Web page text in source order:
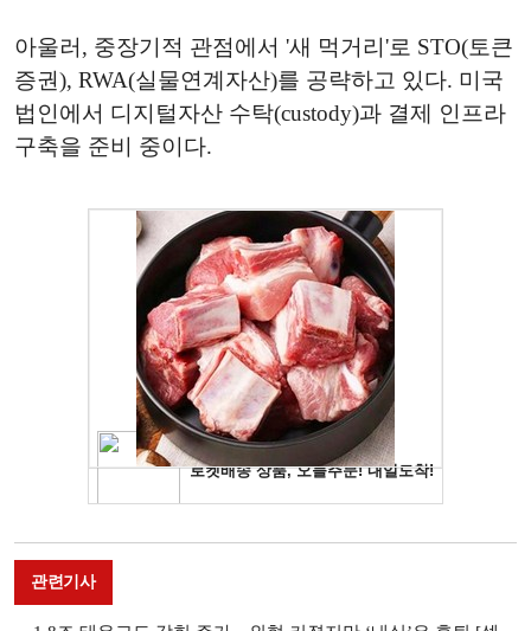
아울러, 중장기적 관점에서 '새 먹거리'로 STO(토큰
증권), RWA(실물연계자산)를 공략하고 있다. 미국
법인에서 디지털자산 수탁(custody)과 결제 인프라
구축을 준비 중이다.
관련기사